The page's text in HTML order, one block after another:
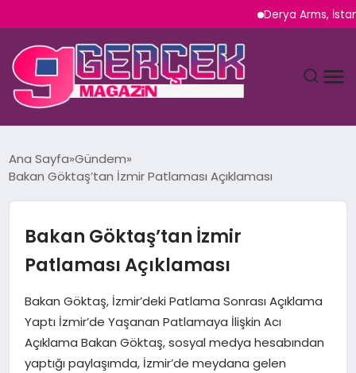
Derya Arms, İstanbul
SPOR
TEKNOLOJI
SIYASET
Ana Sayfa Gündem
Bakan Göktaş’tan İzmir Patlaması Açıklaması
Bakan Göktaş’tan İzmir
Patlaması Açıklaması
Bakan Göktaş, İzmir’deki Patlama Sonrası Açıklama
Yaptı İzmir’de Yaşanan Patlamaya İlişkin Acı
Açıklama Bakan Göktaş, sosyal medya hesabından
yaptığı paylaşımda, İzmir’de meydana gelen